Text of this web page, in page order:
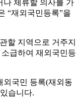
나 체류할 의사를 가
“재외국민등록”을
할 지역으로 거주지
급하여 재외국민등
외국민 등록(재외동
습니다.